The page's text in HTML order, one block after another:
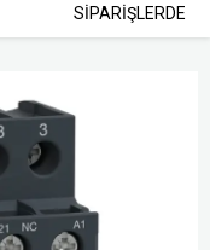
SİPARİŞLERDE